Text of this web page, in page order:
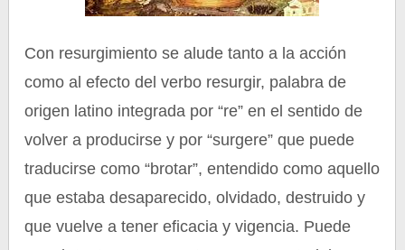
Con resurgimiento se alude tanto a la acción
como al efecto del verbo resurgir, palabra de
origen latino integrada por “re” en el sentido de
volver a producirse y por “surgere” que puede
traducirse como “brotar”, entendido como aquello
que estaba desaparecido, olvidado, destruido y
que vuelve a tener eficacia y vigencia. Puede